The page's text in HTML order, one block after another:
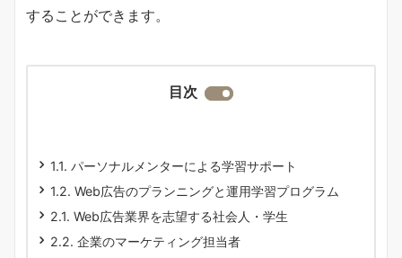
することができます。
目次
1.1. パーソナルメンターによる学習サポート
1.2. Web広告のプランニングと運用学習プログラム
2.1. Web広告業界を志望する社会人・学生
2.2. 企業のマーケティング担当者